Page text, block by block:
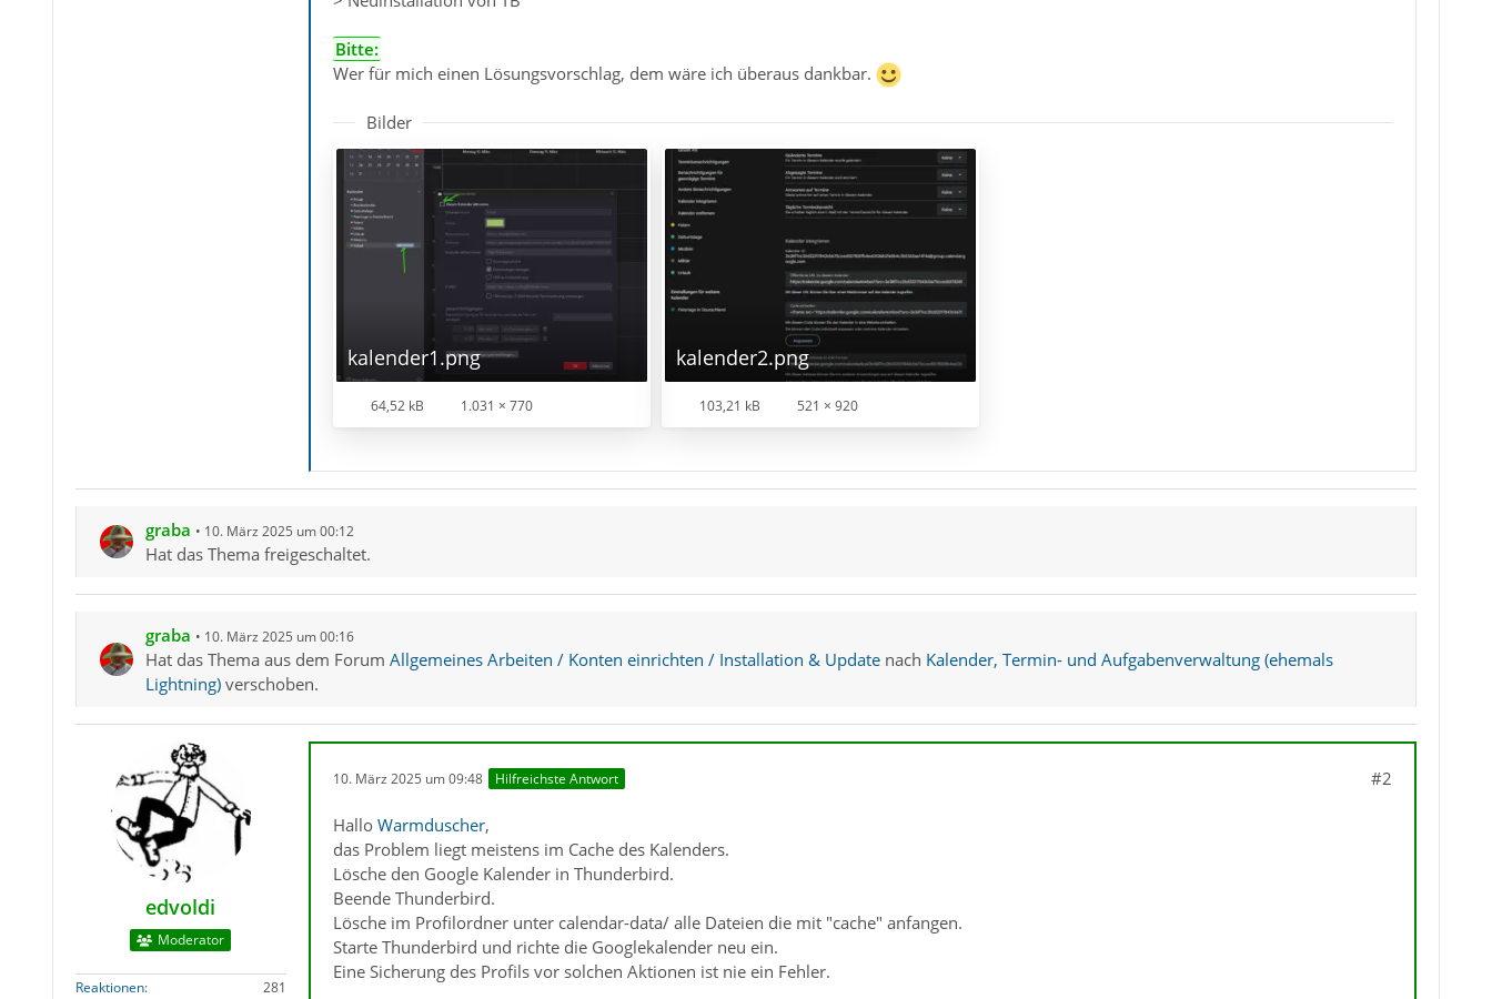
Bitte:
Wer für mich einen Lösungsvorschlag, dem wäre ich überaus dankbar.
Bilder
kalender1.png
64,52 kB 1.031 × 770
kalender2.png
103,21 kB 521 × 920
graba 10. März 2025 um 00:12
Hat das Thema freigeschaltet.
graba 10. März 2025 um 00:16
Hat das Thema aus dem Forum Allgemeines Arbeiten / Konten einrichten / Installation & Updatenach Kalender, Termin- und Aufgabenverwaltung (ehemals
Lightning)verschoben.
edvoldi
Moderator
Reaktionen
281
10. März 2025 um 09:48 Hilfreichste Antwort #2
Hallo Warmduscher,
das Problem liegt meistens im Cache des Kalenders.
Lösche den Google Kalender in Thunderbird.
Beende Thunderbird.
Lösche im Profilordner unter calendar-data/ alle Dateien die mit "cache" anfangen.
Starte Thunderbird und richte die Googlekalender neu ein.
Eine Sicherung des Profils vor solchen Aktionen ist nie ein Fehler.